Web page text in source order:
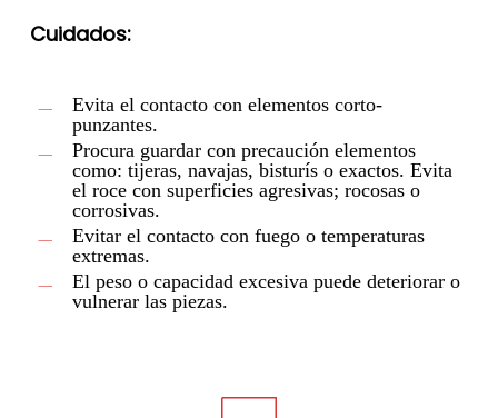
Cuidados:
Evita el contacto con elementos corto-
punzantes.
Procura guardar con precaución elementos
como: tijeras, navajas, bisturís o exactos. Evita
el roce con superficies agresivas; rocosas o
corrosivas.
Evitar el contacto con fuego o temperaturas
extremas.
El peso o capacidad excesiva puede deteriorar o
vulnerar las piezas.